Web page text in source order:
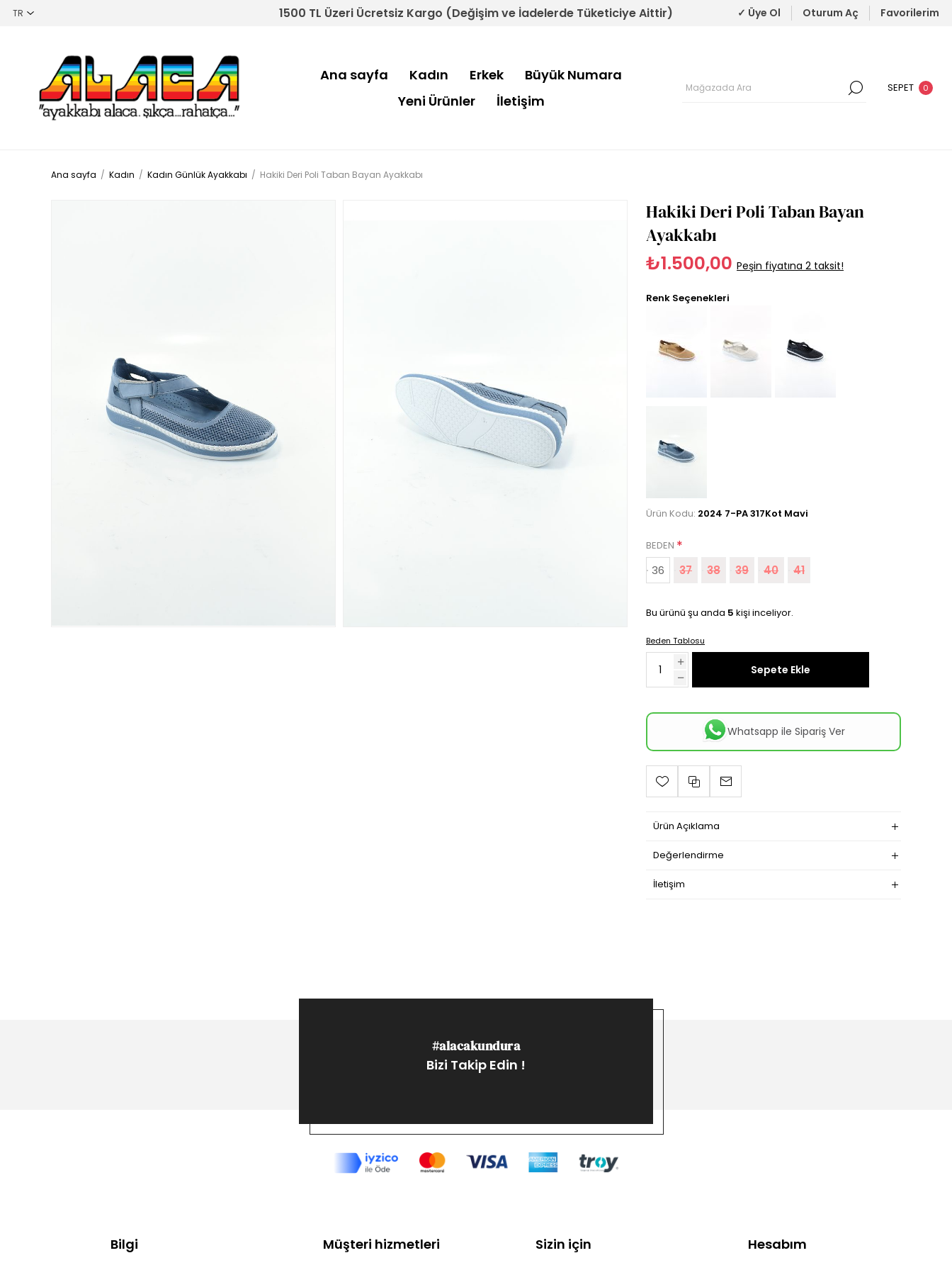
1500 TL Üzeri Ücretsiz Kargo (Değişim ve İadelerde Tüketiciye Aittir) ✓ Üye Ol Oturum Aç Favorilerim
Ana sayfa Kadın Erkek
Büyük Numara
Yeni Ürünler
İletişim
SEPET 0
Ana sayfa / Kadın / Kadın Günlük Ayakkabı / Hakiki Deri Poli Taban Bayan Ayakkabı
Hakiki Deri Poli Taban Bayan
Ayakkabı
₺1.500,00 Peşin fiyatına 2 taksit!
Renk Seçenekleri
Ürün Kodu: 2024 7-PA 317Kot Mavi
BEDEN *
36 37 38 39 40 41
Bu ürünü şu anda 5 kişi inceliyor.
Beden Tablosu
Sepete Ekle
Whatsapp ile Sipariş Ver
Ürün Açıklama
Değerlendirme
İletişim
#alacakundura
Bizi Takip Edin !
Bilgi Müşteri hizmetleri Sizin için Hesabım